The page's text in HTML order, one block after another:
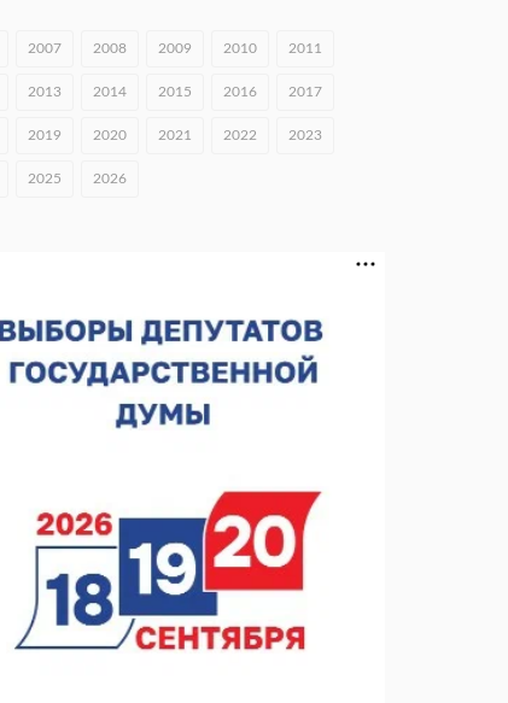
оперштаба
В Чкаловске спустили на воду «Метеор-120Р»
07.08.2026 13:48
В Нижнем Новгороде отметили 70-летие Дня
строителя
07.08.2026 13:15
спортобъектов выросла на 28%
07.08.2026 12:15
В Нижнем Новгороде прошло совещание
Росгвардии
07.08.2026 12:04
2007 2008 2009 2010 2011
2013 2014 2015 2016 2017
2019 2020 2021 2022 2023
2025 2026